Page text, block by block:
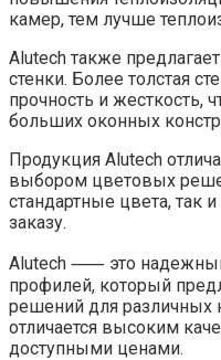
камер, тем лучше
Alutech также
стенки. Более толстая
прочность и жесткость,
больших оконных
Продукция Alutech
выбором цветовых
стандартные цвета, так
заказу.
Alutech ⸺ это
профилей, который
решений для различных
отличается высоким
доступными ценами.